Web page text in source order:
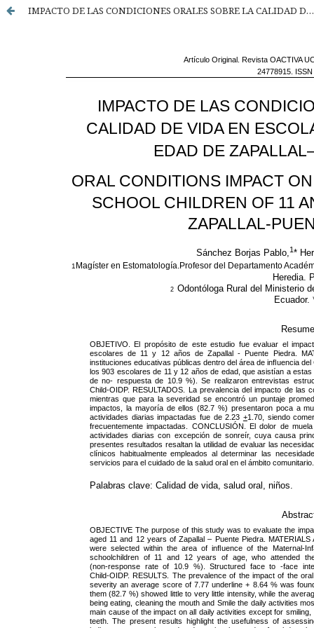
IMPACTO DE LAS CONDICIONES ORALES SOBRE LA CALIDAD DE VIDA EN ESCOLARES DE 11 Y 12 AÑOS DE EDAD DE ZAPALLAL–PUENTE PIEDRA